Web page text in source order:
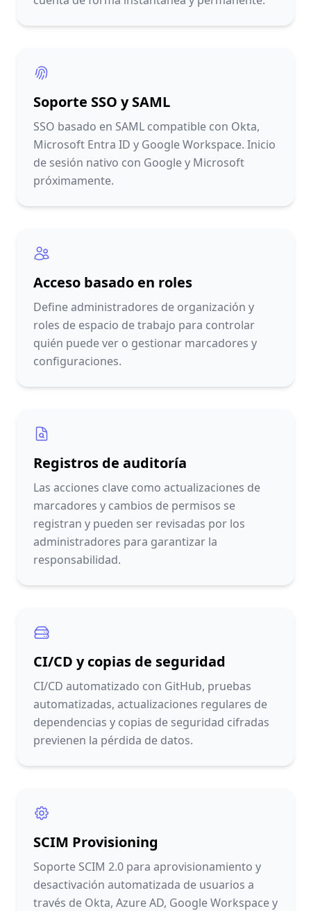
Soporte SSO y SAML
SSO basado en SAML compatible con Okta,
Microsoft Entra ID y Google Workspace. Inicio
de sesión nativo con Google y Microsoft
próximamente.
Acceso basado en roles
Define administradores de organización y
roles de espacio de trabajo para controlar
quién puede ver o gestionar marcadores y
configuraciones.
Registros de auditoría
Las acciones clave como actualizaciones de
marcadores y cambios de permisos se
registran y pueden ser revisadas por los
administradores para garantizar la
responsabilidad.
CI/CD y copias de seguridad
CI/CD automatizado con GitHub, pruebas
automatizadas, actualizaciones regulares de
dependencias y copias de seguridad cifradas
previenen la pérdida de datos.
SCIM Provisioning
Soporte SCIM 2.0 para aprovisionamiento y
desactivación automatizada de usuarios a
través de Okta, Azure AD, Google Workspace y